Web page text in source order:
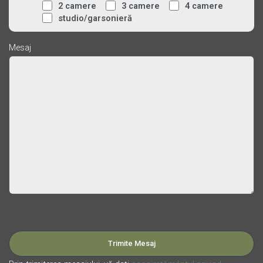
2 camere 3 camere
4 camere
studio/garsonieră
Mesaj